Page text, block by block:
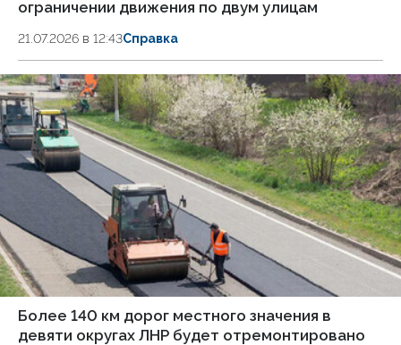
ограничении движения по двум улицам
21.07.2026 в 12:43Справка
Более 140 км дорог местного значения в
девяти округах ЛНР будет отремонтировано